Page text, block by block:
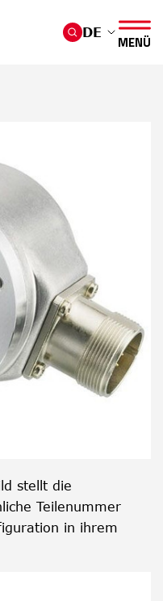
DE
MENÜ
stellt die
Teilenummer
in ihrem